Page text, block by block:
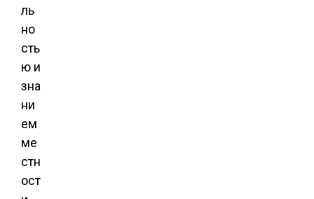
ль
но
сть
ю и
зна
ни
ем
ме
стн
ост